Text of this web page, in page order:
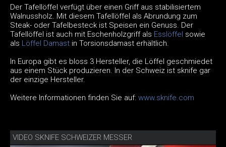
Der Tafellöffel verfügt über einen Griff aus stabilisiertem
Walnussholz. Mit diesem Tafellöffel als Abrundung zum
Steak- oder Tafelbesteck ist Speisen ein Genuss. Der
Tafellöffel ist auch mit Eschenholzgriff als Esslöffel sowie
als Löffel Damast in Torsionsdamast erhältlich.
In Europa gibt es bloss 3 Hersteller, die Löffel geschmiedet
aus einem Stück produzieren. In der Schweiz ist sknife gar
der einzige Hersteller.
Weitere Informationen finden Sie auf: www.sknife.com
VIDEO SKNIFE SCHWEIZER MESSER